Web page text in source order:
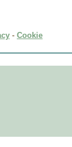
- Cookie